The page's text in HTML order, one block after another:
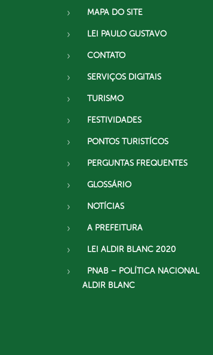
MAPA DO SITE
LEI PAULO GUSTAVO
CONTATO
SERVIÇOS DIGITAIS
TURISMO
FESTIVIDADES
PONTOS TURISTÍCOS
PERGUNTAS FREQUENTES
GLOSSÁRIO
NOTÍCIAS
A PREFEITURA
LEI ALDIR BLANC 2020
PNAB – POLÍTICA NACIONAL
ALDIR BLANC